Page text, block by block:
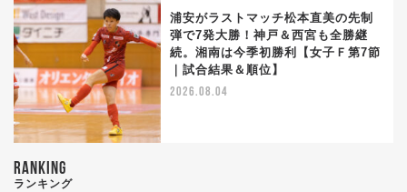
浦安がラストマッチ松本直美の先制
弾で7発大勝！神戸＆西宮も全勝継
続。湘南は今季初勝利【女子Ｆ第7節
｜試合結果＆順位】
2026.08.04
RANKING
ランキング